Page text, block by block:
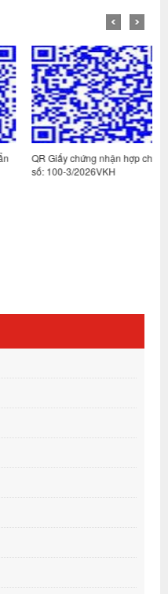
QR Giấy chứng nhận hợp chuẩn
số: 100-3/2026VKH